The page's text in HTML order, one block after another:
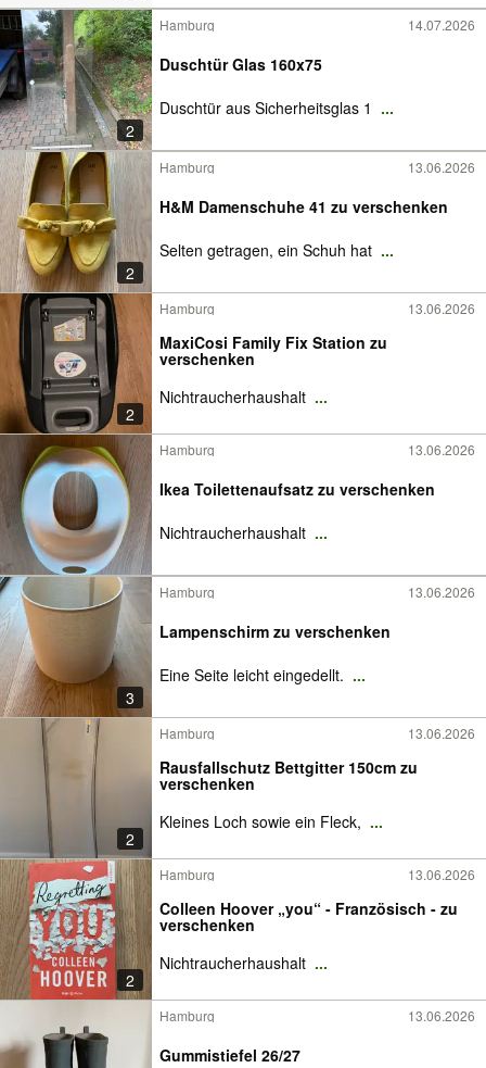
2
Hamburg 14.07.2026
Duschtür Glas 160x75
Duschtür aus Sicherheitsglas 1 ...
2
Hamburg 13.06.2026
H&M Damenschuhe 41 zu verschenken
Selten getragen, ein Schuh hat ...
2
Hamburg 13.06.2026
MaxiCosi Family Fix Station zu
verschenken
Nichtraucherhaushalt ...
Hamburg 13.06.2026
Ikea Toilettenaufsatz zu verschenken
Nichtraucherhaushalt ...
3
Hamburg 13.06.2026
Lampenschirm zu verschenken
Eine Seite leicht eingedellt. ...
2
Hamburg 13.06.2026
Rausfallschutz Bettgitter 150cm zu
verschenken
Kleines Loch sowie ein Fleck, ...
2
Hamburg 13.06.2026
Colleen Hoover „you“ - Französisch - zu
verschenken
Nichtraucherhaushalt ...
Hamburg 13.06.2026
Gummistiefel 26/27